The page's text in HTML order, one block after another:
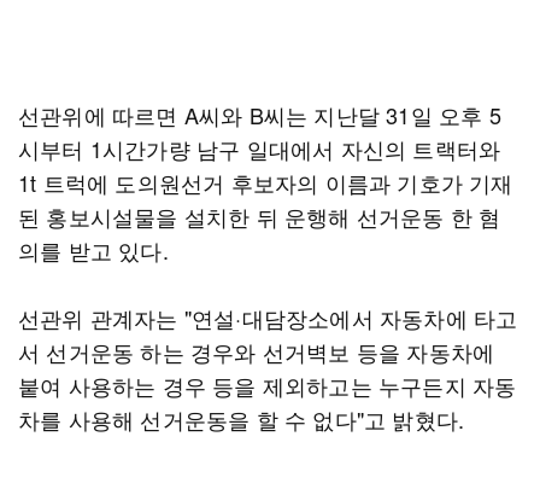
선관위에 따르면 A씨와 B씨는 지난달 31일 오후 5
시부터 1시간가량 남구 일대에서 자신의 트랙터와
1t 트럭에 도의원선거 후보자의 이름과 기호가 기재
된 홍보시설물을 설치한 뒤 운행해 선거운동 한 혐
의를 받고 있다.
선관위 관계자는 "연설·대담장소에서 자동차에 타고
서 선거운동 하는 경우와 선거벽보 등을 자동차에
붙여 사용하는 경우 등을 제외하고는 누구든지 자동
차를 사용해 선거운동을 할 수 없다"고 밝혔다.